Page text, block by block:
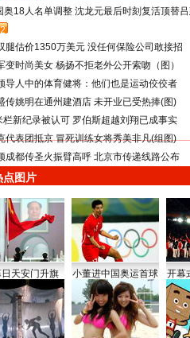
奥18人名单调整 沈龙元最后时刻复活顶替
2
腿估价1350万美元 没任何保险公司敢接招
变时尚美女 杨扬不拒老外公开索吻（图）
导人中的体育健将：他们也是运动佼佼者
传姚明在通州建酒店 未开业已受热捧(图)
栏新纪录被认可 罗伯斯超越刘翔已成事实
代表团抵京 冒死训练女将秀美非凡(组图)
成都传圣火振臂高呼 北京市传递线路公布
点图片
天安门升旗 小董进中国奥运首球 开幕